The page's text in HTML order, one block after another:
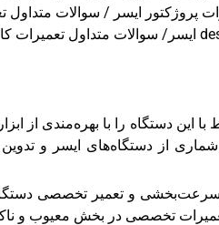
با این دستگاه را با بهره‌مندی
از دستگاه‌های ایسر و
و تعمیر تخصصی
تخصصی در بخش معیوب و